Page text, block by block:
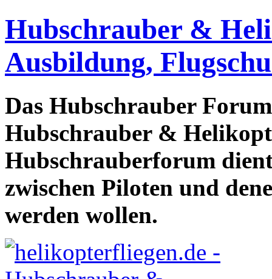
Hubschrauber &
Ausbildung,
Das Hubschrauber
Hubschrauber &
Hubschrauberforum
zwischen Piloten und
werden wollen.